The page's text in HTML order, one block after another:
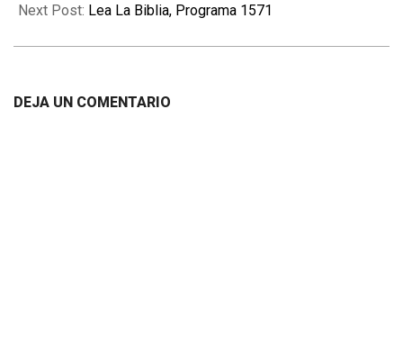
09
Next Post: Lea La Biblia, Programa 1571
DEJA UN COMENTARIO